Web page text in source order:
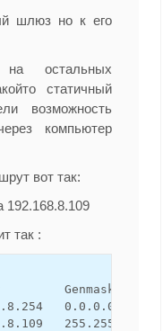
шлюз но к его
остальных
статичный
возможность
компьютер
вот так:
192.168.8.109
так :
Genmask
0.0.0.0